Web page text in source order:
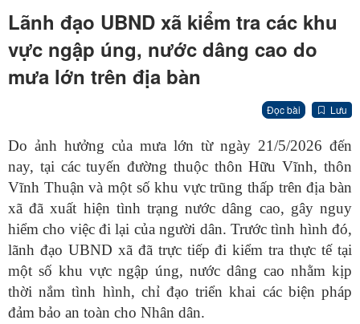
Lãnh đạo UBND xã kiểm tra các khu
vực ngập úng, nước dâng cao do
mưa lớn trên địa bàn
Đọc bài Lưu
Do ảnh hưởng của mưa lớn từ ngày 21/5/2026 đến
nay, tại các tuyến đường thuộc thôn Hữu Vĩnh, thôn
Vĩnh Thuận và một số khu vực trũng thấp trên địa bàn
xã đã xuất hiện tình trạng nước dâng cao, gây nguy
hiểm cho việc đi lại của người dân. Trước tình hình đó,
lãnh đạo UBND xã đã trực tiếp đi kiểm tra thực tế tại
một số khu vực ngập úng, nước dâng cao nhằm kịp
thời nắm tình hình, chỉ đạo triển khai các biện pháp
đảm bảo an toàn cho Nhân dân.